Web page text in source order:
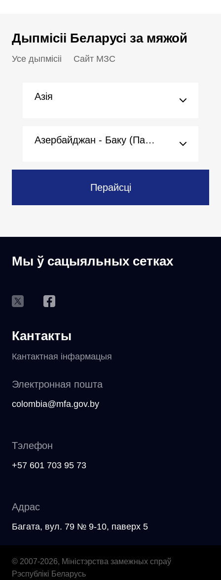
Дыпмісіі Беларусі за мяжой
Усе дыпмісіі Сайт МЗС
Азія
Азербайджан - Баку (Пасольства)
Перайсці
Мы ў сацыяльных сетках
Кантакты
Кантактная інфармацыя
Электронная пошта
colombia@mfa.gov.by
Тэлефон
+57 601 703 95 73
Адрас
Багата, вул. 79 № 9-10, паверх 5
© 2007-2026, Міністэрства замежных спраў
Рэспублікі Беларусь